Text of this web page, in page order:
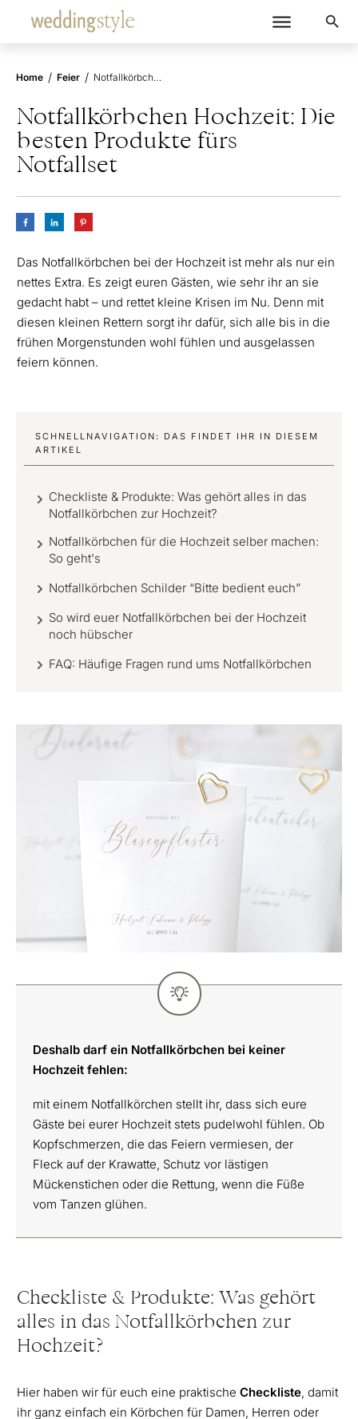
Home / Feier / Notfallkörbchen Hochzeit: Die besten Produkte fürs Notfallset
Notfallkörbchen Hochzeit: Die
besten Produkte fürs
Notfallset
Das Notfallkörbchen bei der Hochzeit ist mehr als nur ein
nettes Extra. Es zeigt euren Gästen, wie sehr ihr an sie
gedacht habt – und rettet kleine Krisen im Nu. Denn mit
diesen kleinen Rettern sorgt ihr dafür, sich alle bis in die
frühen Morgenstunden wohl fühlen und ausgelassen
feiern können.
SCHNELLNAVIGATION: DAS FINDET IHR IN DIESEM
ARTIKEL
Checkliste & Produkte: Was gehört alles in das
Notfallkörbchen zur Hochzeit?
Notfallkörbchen für die Hochzeit selber machen:
So geht's
Notfallkörbchen Schilder “Bitte bedient euch”
So wird euer Notfallkörbchen bei der Hochzeit
noch hübscher
FAQ: Häufige Fragen rund ums Notfallkörbchen
Deshalb darf ein Notfallkörbchen bei keiner
Hochzeit fehlen:
mit einem Notfallkörchen stellt ihr, dass sich eure
Gäste bei eurer Hochzeit stets pudelwohl fühlen. Ob
Kopfschmerzen, die das Feiern vermiesen, der
Fleck auf der Krawatte, Schutz vor lästigen
Mückenstichen oder die Rettung, wenn die Füße
vom Tanzen glühen.
Checkliste & Produkte: Was gehört
alles in das Notfallkörbchen zur
Hochzeit?
Hier haben wir für euch eine praktische Checkliste, damit
ihr ganz einfach ein Körbchen für Damen, Herren oder